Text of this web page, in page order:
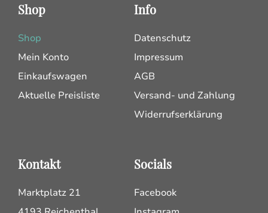
Shop
Shop
Mein Konto
Einkaufswagen
Aktuelle Preisliste
Info
Datenschutz
Impressum
AGB
Versand- und Zahlung
Widerrufserklärung
Kontakt
Marktplatz 21
Socials
Facebook